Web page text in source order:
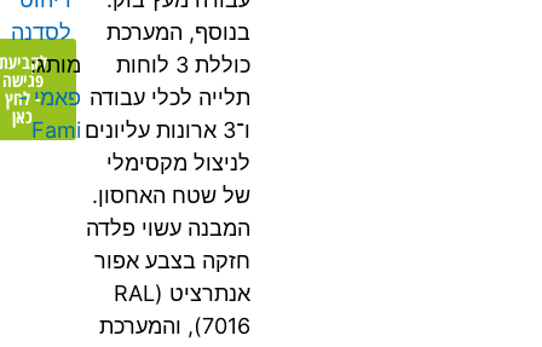
בנוסף, המערכת
כוללת 3 לוחות
תלייה לכלי עבודה
ו־3 ארונות עליונים
לניצול מקסימלי
של שטח האחסון.
המבנה עשוי פלדה
חזקה בצבע אפור
אנתרציט (RAL
7016), והמערכת
לקביעת
פגישה
- לחץ
כאן
לסדנה
מותג:
פאמי -
Fami